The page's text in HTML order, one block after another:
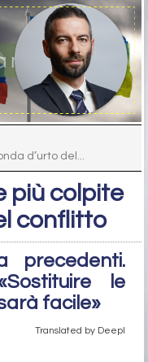
d’urto del...
più colpite
conflitto
precedenti.
le
facile»
Translated by Deepl